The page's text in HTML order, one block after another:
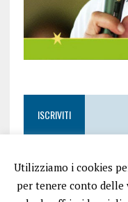
ISCRIVITI
Utilizziamo i cookies
per tenere conto delle